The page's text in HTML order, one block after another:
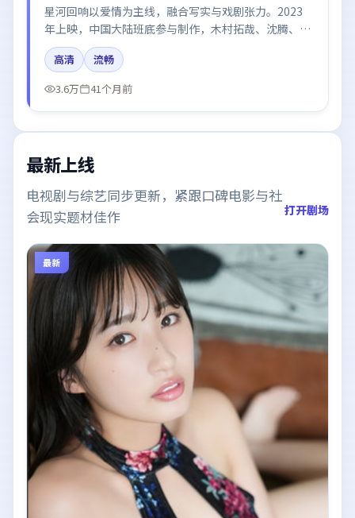
星河回响以爱情为主线，融合写实与戏剧张力。2023
年上映，中国大陆班底参与制作，木村拓哉、沈腾、白
宇在片中呈现细腻表演，影像风格统一，配乐与剪辑强
化了情绪曲线。
高清
流畅
3.6万
41个月前
最新上线
电视剧与综艺同步更新，紧跟口碑电影与社
会现实题材佳作
打开剧场
最新